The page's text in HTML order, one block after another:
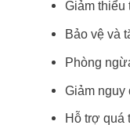
Giảm thiểu
Bảo vệ và
Phòng
Giảm nguy
Hỗ trợ quá